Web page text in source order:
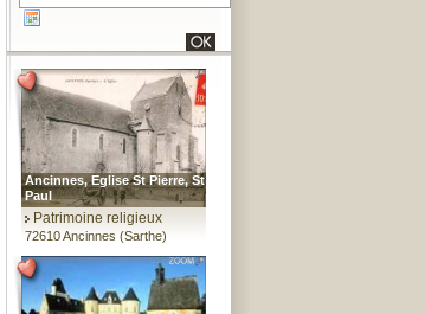
Ancinnes, Eglise St Pierre, St
Paul
Patrimoine religieux
72610 Ancinnes (Sarthe)